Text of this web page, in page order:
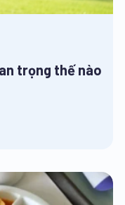
trọng thế nào